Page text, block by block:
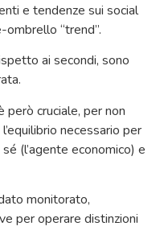
e tendenze sui social
“trend”.
ai secondi, sono
però cruciale, per non
necessario per
(l’agente economico) e
monitorato,
per operare distinzioni